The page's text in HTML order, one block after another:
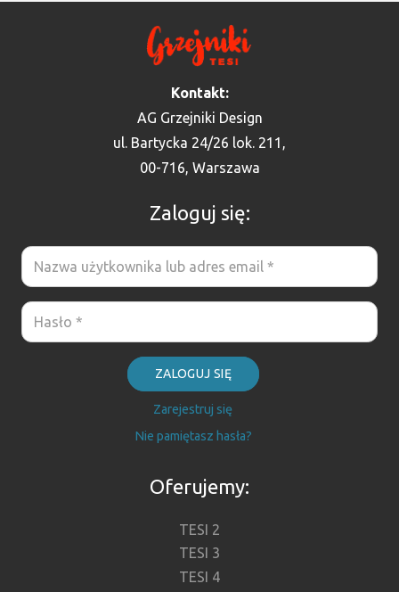
Kontakt:
AG Grzejniki Design
ul. Bartycka 24/26 lok. 211,
00-716, Warszawa
Zaloguj się:
ZALOGUJ SIĘ
Zarejestruj się
Nie pamiętasz hasła?
Oferujemy:
TESI 2
TESI 3
TESI 4